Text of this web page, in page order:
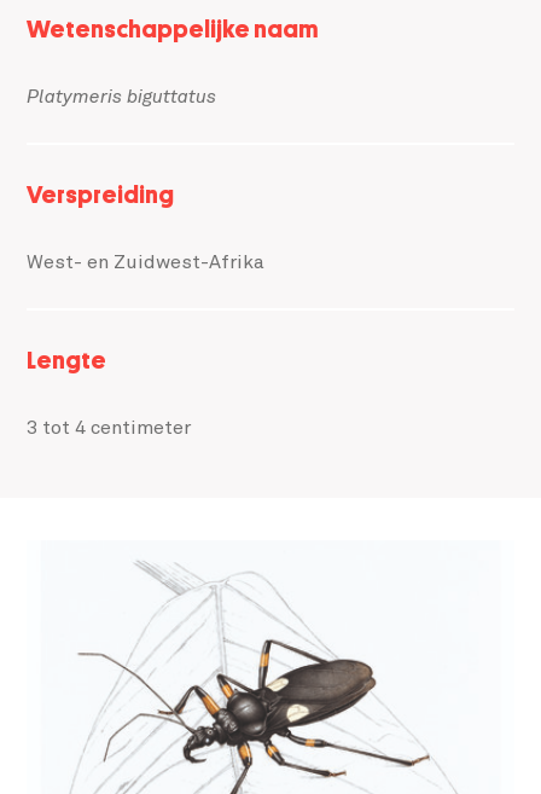
Meta
Wetenschappelijke naam
Platymeris biguttatus
Verspreiding
West- en Zuidwest-Afrika
Lengte
3 tot 4 centimeter